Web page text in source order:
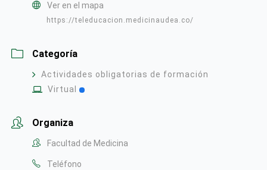
Ver en el mapa
https://teleducacion.medicinaudea.co/
Categoría
Actividades obligatorias de formación
Virtual
Organiza
Facultad de Medicina
Teléfono